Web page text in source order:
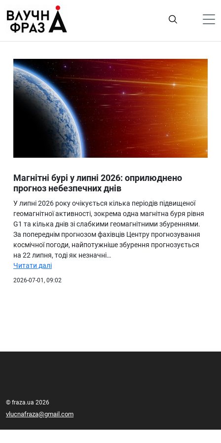
содержимому
Гроші
Життя
Лайфстайл
ТехноНаука
Ukraine
Про нас
Магнітні бурі у липні 2026: оприлюднено
прогноз небезпечних днів
У липні 2026 року очікується кілька періодів підвищеної
геомагнітної активності, зокрема одна магнітна буря рівня
G1 та кілька днів зі слабкими геомагнітними збуреннями.
За попереднім прогнозом фахівців Центру прогнозування
космічної погоди, найпотужніше збурення прогнозується
на 22 липня, тоді як незначні…
Читати далі
2026-07-01, 09:02
© fraza.ua 2026
vlucnafraza@gmail.com